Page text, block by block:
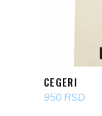
CEGERI
950 RSD